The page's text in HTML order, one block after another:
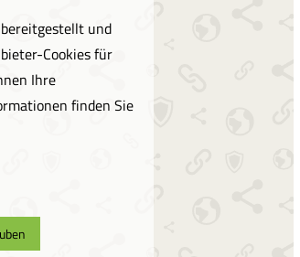
und
Cookies für
Ihre
finden Sie